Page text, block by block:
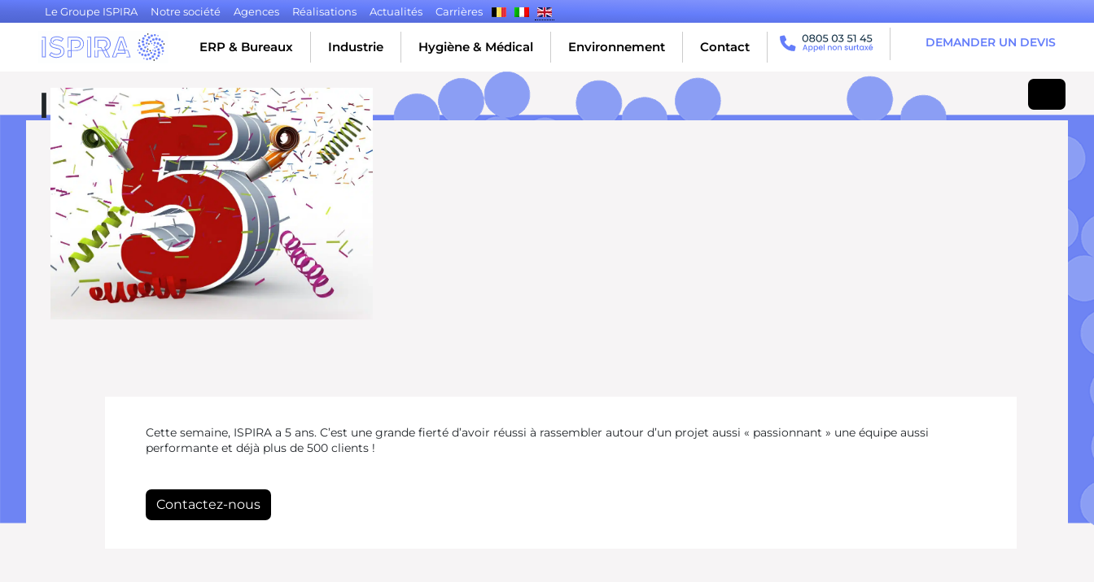
Le Groupe ISPIRA Notre société Agences Réalisations Actualités Carrières
ERP & Bureaux Industrie Hygiène & Médical Environnement Contact DEMANDER UN DEVIS
ISPIRA a 5 ans
Publié le 10 février 2022
Cette semaine, ISPIRA a 5 ans. C’est une grande fierté d’avoir réussi à rassembler autour d’un projet aussi « passionnant » une équipe aussi
performante et déjà plus de 500 clients !
Contactez-nous